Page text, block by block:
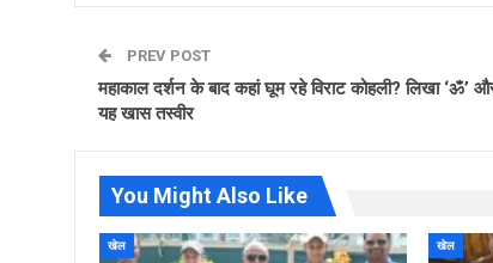
PREV POST
महाकाल दर्शन के बाद कहां घूम रहे विराट कोहली? लिखा ‘ॐ’
यह खास तस्वीर
You Might Also Like
खेल खेल